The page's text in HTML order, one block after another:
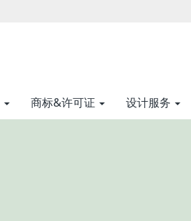
商标&许可证 设计服务